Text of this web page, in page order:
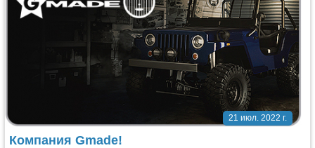
Судомодели
Аппаратура и электроника
Зарядные устройства и блоки питания
21 июл. 2022 г.
Компания Gmade!